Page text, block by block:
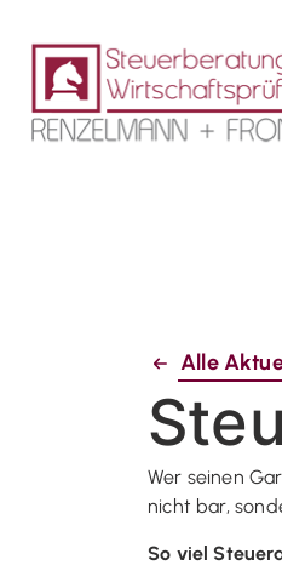
Alle
Wer seinen
nicht bar,
So viel